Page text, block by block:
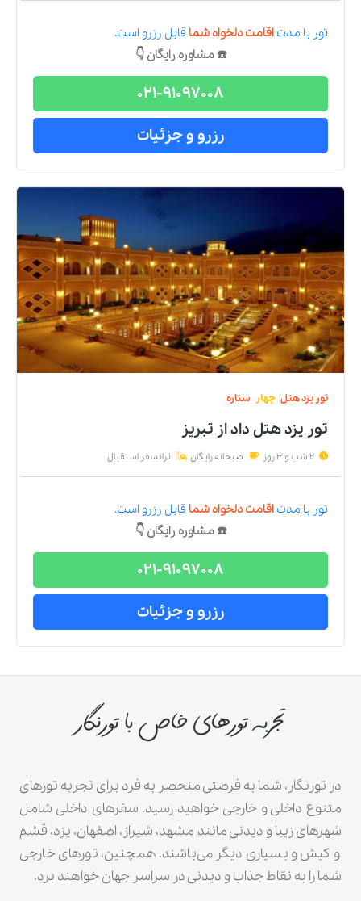
تور با مدتاقامت دلخواه شما قابل رزرو است.
☎️ مشاوره رایگان 👇
021-91097008
رزرو و جزئیات
تور یزدهتل چهار ستاره
تور یزد هتل داداز تبریز
2 شب و 3 روز صبحانه رایگان ترانسفر استقبال
تور با مدتاقامت دلخواه شما قابل رزرو است.
☎️ مشاوره رایگان 👇
021-91097008
رزرو و جزئیات
تجربه تورهای خاص با تورنگار
در تورنگار، شما به فرصتی منحصر به فرد برای تجربه تورهای
متنوع داخلی و خارجی خواهید رسید. سفرهای داخلی شامل
شهرهای زیبا و دیدنی مانند مشهد، شیراز، اصفهان، یزد، قشم
و کیش و بسیاری دیگر می‌باشند. همچنین، تورهای خارجی
شما را به نقاط جذاب و دیدنی در سراسر جهان خواهند برد.